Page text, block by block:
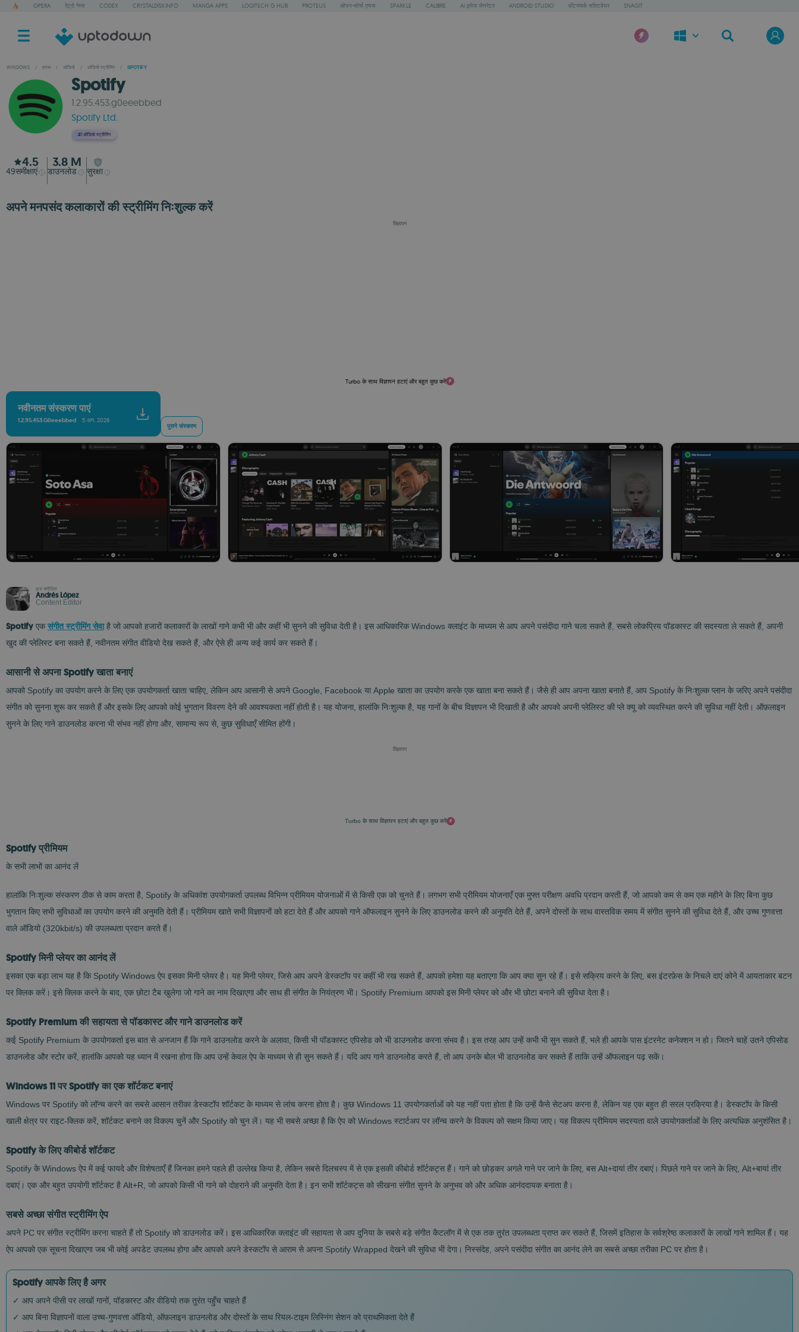
OPERA रेट्रो गेम्स CODEX CRYSTALDISKINFO MANGA APPS LOGITECH G HUB PROTEUS ओपन-सोर्स एप्पस SPARKLE CALIBRE AI इमेज जेनरेटर ANDROID STUDIO वॉटरमार्क सॉफ़्टवेयर SNAGIT
WINDOWS / एप्पस / ऑडियो / ऑडियो स्ट्रीमिंग / SPOTIFY
Spotify
1.2.95.453.g0eeebbed
Spotify Ltd.
#1 ऑडियो स्ट्रीमिंग
4.5
49समीक्षाएं
3.8 M
डाउनलोड सुरक्षा
अपने मनपसंद कलाकारों की स्ट्रीमिंग निःशुल्क करें
विज्ञापन
Turbo के साथ विज्ञापन हटाएं और बहुत कुछ करें
नवीनतम संस्करण पाएं
1.2.95.453.g0eeebbed 5 अग. 2026
पुराने संस्करण
द्वारा समीक्षित
Andrés López
Content Editor
Spotify एकसंगीत स्ट्रीमिंग सेवाहै जो आपको हजारों कलाकारों के लाखों गाने कभी भी और कहीं भी सुनने की सुविधा देती है। इस आधिकारिक Windows क्लाइंट के माध्यम से आप अपने पसंदीदा गाने चला सकते हैं, सबसे लोकप्रिय पॉडकास्ट की सदस्यता ले सकते हैं, अपनी
खुद की प्लेलिस्ट बना सकते हैं, नवीनतम संगीत वीडियो देख सकते हैं, और ऐसे ही अन्य कई कार्य कर सकते हैं।
आसानी से अपना Spotify खाता बनाएं
आपको Spotify का उपयोग करने के लिए एक उपयोगकर्ता खाता चाहिए, लेकिन आप आसानी से अपने Google, Facebook या Apple खाता का उपयोग करके एक खाता बना सकते हैं। जैसे ही आप अपना खाता बनाते हैं, आप Spotify के निःशुल्क प्लान के जरिए अपने पसंदीदा
संगीत को सुनना शुरू कर सकते हैं और इसके लिए आपको कोई भुगतान विवरण देने की आवश्यकता नहीं होती है। यह योजना, हालांकि निःशुल्क है, यह गानों के बीच विज्ञापन भी दिखाती है और आपको अपनी प्लेलिस्ट की प्ले क्यू को व्यवस्थित करने की सुविधा नहीं देती। ऑफ़लाइन
सुनने के लिए गाने डाउनलोड करना भी संभव नहीं होगा और, सामान्य रूप से, कुछ सुविधाएँ सीमित होंगी।
विज्ञापन
Turbo के साथ विज्ञापन हटाएं और बहुत कुछ करें
Spotify प्रीमियम
के सभी लाभों का आनंद लें
हालांकि निःशुल्क संस्करण ठीक से काम करता है, Spotify के अधिकांश उपयोगकर्ता उपलब्ध विभिन्न प्रीमियम योजनाओं में से किसी एक को चुनते हैं। लगभग सभी प्रीमियम योजनाएँ एक मुफ्त परीक्षण अवधि प्रदान करती हैं, जो आपको कम से कम एक महीने के लिए बिना कुछ
भुगतान किए सभी सुविधाओं का उपयोग करने की अनुमति देती हैं। प्रीमियम खाते सभी विज्ञापनों को हटा देते हैं और आपको गाने ऑफलाइन सुनने के लिए डाउनलोड करने की अनुमति देते हैं, अपने दोस्तों के साथ वास्तविक समय में संगीत सुनने की सुविधा देते हैं, और उच्च गुणवत्ता
वाले ऑडियो (320kbit/s) की उपलब्धता प्रदान करते हैं।
Spotify मिनी प्लेयर का आनंद लें
इसका एक बड़ा लाभ यह है कि Spotify Windows ऐप इसका मिनी प्लेयर है। यह मिनी प्लेयर, जिसे आप अपने डेस्कटॉप पर कहीं भी रख सकते हैं, आपको हमेशा यह बताएगा कि आप क्या सुन रहे हैं। इसे सक्रिय करने के लिए, बस इंटरफ़ेस के निचले दाएं कोने में आयताकार बटन
पर क्लिक करें। इसे क्लिक करने के बाद, एक छोटा टैब खुलेगा जो गाने का नाम दिखाएगा और साथ ही संगीत के नियंत्रण भी। Spotify Premium आपको इस मिनी प्लेयर को और भी छोटा बनाने की सुविधा देता है।
Spotify Premium की सहायता से पॉडकास्ट और गाने डाउनलोड करें
कई Spotify Premium के उपयोगकर्ता इस बात से अनजान हैं कि गाने डाउनलोड करने के अलावा, किसी भी पॉडकास्ट एपिसोड को भी डाउनलोड करना संभव है। इस तरह आप उन्हें कभी भी सुन सकते हैं, भले ही आपके पास इंटरनेट कनेक्शन न हो। जितने चाहें उतने एपिसोड
डाउनलोड और स्टोर करें, हालांकि आपको यह ध्यान में रखना होगा कि आप उन्हें केवल ऐप के माध्यम से ही सुन सकते हैं। यदि आप गाने डाउनलोड करते हैं, तो आप उनके बोल भी डाउनलोड कर सकते हैं ताकि उन्हें ऑफलाइन पढ़ सकें।
Windows 11 पर Spotify का एक शॉर्टकट बनाएं
Windows पर Spotify को लॉन्च करने का सबसे आसान तरीका डेस्कटॉप शॉर्टकट के माध्यम से लांच करना होता है। कुछ Windows 11 उपयोगकर्ताओं को यह नहीं पता होता है कि उन्हें कैसे सेटअप करना है, लेकिन यह एक बहुत ही सरल प्रक्रिया है। डेस्कटॉप के किसी
खाली क्षेत्र पर राइट-क्लिक करें, शॉर्टकट बनाने का विकल्प चुनें और Spotify को चुन लें। यह भी सबसे अच्छा है कि ऐप को Windows स्टार्टअप पर लॉन्च करने के विकल्प को सक्षम किया जाए। यह विकल्प प्रीमियम सदस्यता वाले उपयोगकर्ताओं के लिए अत्यधिक अनुशंसित है।
Spotify के लिए कीबोर्ड शॉर्टकट
Spotify के Windows ऐप में कई फायदे और विशेषताएँ हैं जिनका हमने पहले ही उल्लेख किया है, लेकिन सबसे दिलचस्प में से एक इसकी कीबोर्ड शॉर्टकट्स हैं। गाने को छोड़कर अगले गाने पर जाने के लिए, बस Alt+दायां तीर दबाएं। पिछले गाने पर जाने के लिए, Alt+बायां तीर
दबाएं। एक और बहुत उपयोगी शॉर्टकट है Alt+R, जो आपको किसी भी गाने को दोहराने की अनुमति देता है। इन सभी शॉर्टकट्स को सीखना संगीत सुनने के अनुभव को और अधिक आनंददायक बनाता है।
सबसे अच्छा संगीत स्ट्रीमिंग ऐप
अपने PC पर संगीत स्ट्रीमिंग करना चाहते हैं तो Spotify को डाउनलोड करें। इस आधिकारिक क्लाइंट की सहायता से आप दुनिया के सबसे बड़े संगीत कैटलॉग में से एक तक तुरंत उपलब्धता प्राप्त कर सकते हैं, जिसमें इतिहास के सर्वश्रेष्ठ कलाकारों के लाखों गाने शामिल हैं। यह
ऐप आपको एक सूचना दिखाएगा जब भी कोई अपडेट उपलब्ध होगा और आपको अपने डेस्कटॉप से आराम से अपना Spotify Wrapped देखने की सुविधा भी देगा। निस्संदेह, अपने पसंदीदा संगीत का आनंद लेने का सबसे अच्छा तरीका PC पर होता है।
Spotify आपके लिए है अगर
✓ आप अपने पीसी पर लाखों गानों, पॉडकास्ट और वीडियो तक तुरंत पहुँच चाहते हैं
✓ आप बिना विज्ञापनों वाला उच्च-गुणवत्ता ऑडियो, ऑफ़लाइन डाउनलोड और दोस्तों के साथ रियल-टाइम लिस्निंग सेशन को प्राथमिकता देते हैं